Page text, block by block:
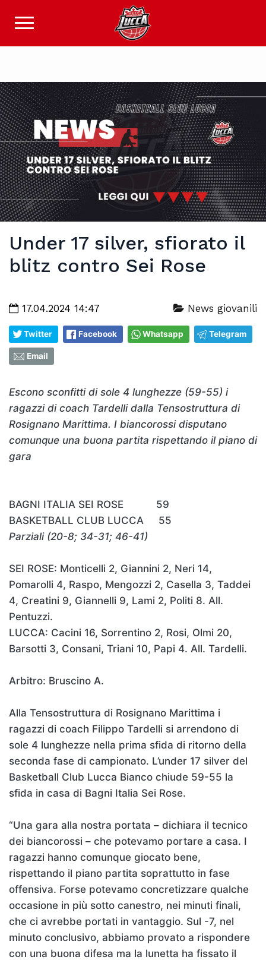
Under 17 silver, sfiorato il
blitz contro Sei Rose
17.04.2024 14:47 News giovanili
Twitter Facebook Whatsapp Telegram
Email
Escono sconfitti di sole 4 lunghezze (59-55) i
ragazzi di coach Tardelli dalla Tensostruttura di
Rosignano Marittima. I biancorossi disputano
comunque una buona partita rispettando il piano di
gara
BAGNI ITALIA SEI ROSE 59
BASKETBALL CLUB LUCCA 55
Parziali (20-8; 34-31; 46-41)
SEI ROSE: Monticelli 2, Giannini 2, Neri 14,
Pomarolli 4, Raspo, Mengozzi 2, Casella 3, Taddei
4, Creatini 9, Giannelli 9, Lami 2, Politi 8. All.
Pentuzzi.
LUCCA: Cacini 16, Sorrentino 2, Rosi, Olmi 20,
Barsotti 3, Consani, Triani 10, Papi 4. All. Tardelli.
Arbitro: Bruscino A.
Alla Tensostruttura di Rosignano Marittima i
ragazzi di coach Filippo Tardelli si arrendono di
sole 4 lunghezze nella prima sfida di ritorno della
seconda fase di campionato. L’under 17 silver del
Basketball Club Lucca Bianco chiude 59-55 la
sfida in casa di Bagni Italia Sei Rose.
“Una gara alla nostra portata – dichiara il tecnico
dei biancorossi – che potevamo portare a casa. I
ragazzi hanno comunque giocato bene,
rispettando il piano partita soprattutto in fase
offensiva. Forse potevamo concretizzare qualche
occasione in più sotto canestro, nei minuti finali,
che ci avrebbe portati in vantaggio. Sul -7, nel
minuto conclusivo, abbiamo provato a rispondere
con una buona difesa ma la lunetta ha fissato il